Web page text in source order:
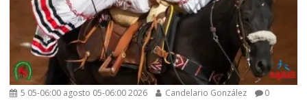
5 05-06:00 agosto 05-06:00 2026 Candelario González 0